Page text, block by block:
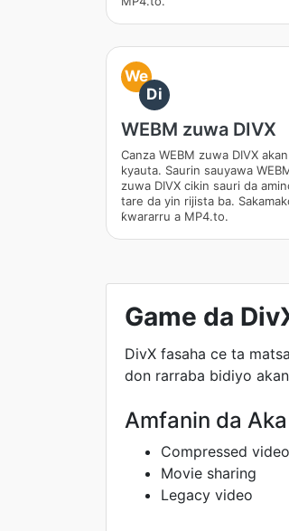
We
Di
WEBM zuwa DIVX
Canza WEBM zuwa DIVX
kyauta. Saurin sauyawa
zuwa DIVX cikin sauri da
tare da yin rijista ba.
ƙwararru a MP4.to.
Game da
DivX fasaha ce ta
don rarraba bidiyo
Amfanin da
Compressed video
Movie sharing
Legacy video